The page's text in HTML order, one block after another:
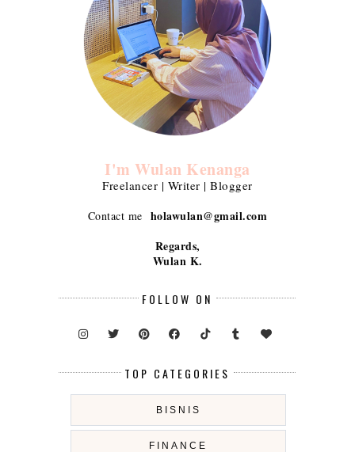
I'm Wulan Kenanga
Freelancer | Writer | Blogger
Contact me holawulan@gmail.com
Regards,
Wulan K.
FOLLOW ON
TOP CATEGORIES
BISNIS
FINANCE